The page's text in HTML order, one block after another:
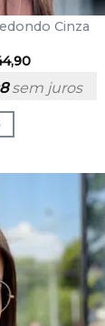
Cinza
sem juros